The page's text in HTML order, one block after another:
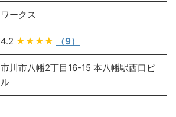
ワークス
4.2 ★★★★ （9）
市川市八幡2丁目16-15 本八幡駅西口ビ
ル